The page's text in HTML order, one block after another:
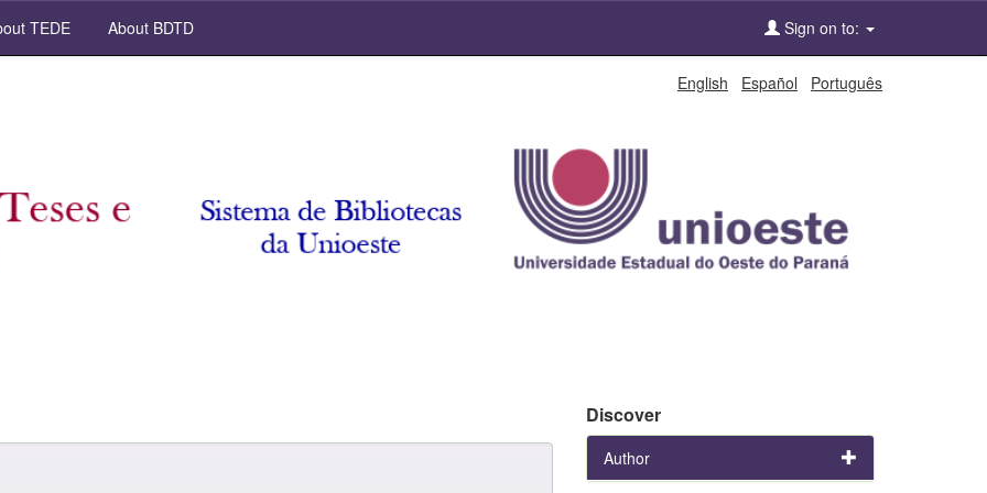
TEDE About BDTD Sign on to:
English Español Português
Discover
Author